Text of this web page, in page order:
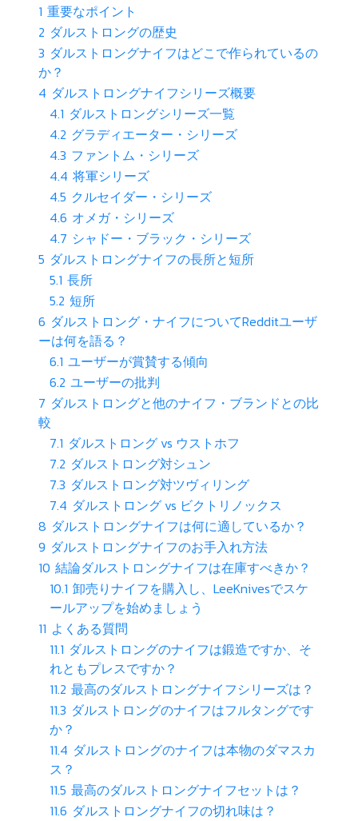
1 重要なポイント
2 ダルストロングの歴史
3 ダルストロングナイフはどこで作られているの
か？
4 ダルストロングナイフシリーズ概要
4.1 ダルストロングシリーズ一覧
4.2 グラディエーター・シリーズ
4.3 ファントム・シリーズ
4.4 将軍シリーズ
4.5 クルセイダー・シリーズ
4.6 オメガ・シリーズ
4.7 シャドー・ブラック・シリーズ
5 ダルストロングナイフの長所と短所
5.1 長所
5.2 短所
6 ダルストロング・ナイフについてRedditユーザ
ーは何を語る？
6.1 ユーザーが賞賛する傾向
6.2 ユーザーの批判
7 ダルストロングと他のナイフ・ブランドとの比
較
7.1 ダルストロング vs ウストホフ
7.2 ダルストロング対シュン
7.3 ダルストロング対ツヴィリング
7.4 ダルストロング vs ビクトリノックス
8 ダルストロングナイフは何に適しているか？
9 ダルストロングナイフのお手入れ方法
10 結論ダルストロングナイフは在庫すべきか？
10.1 卸売りナイフを購入し、LeeKnivesでスケ
ールアップを始めましょう
11 よくある質問
11.1 ダルストロングのナイフは鍛造ですか、そ
れともプレスですか？
11.2 最高のダルストロングナイフシリーズは？
11.3 ダルストロングのナイフはフルタングです
か？
11.4 ダルストロングのナイフは本物のダマスカ
ス？
11.5 最高のダルストロングナイフセットは？
11.6 ダルストロングナイフの切れ味は？